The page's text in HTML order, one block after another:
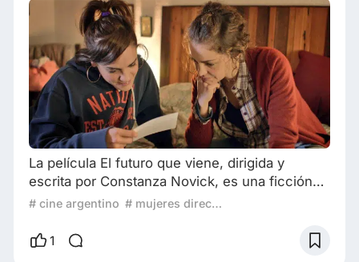
La película El futuro que viene, dirigida y
escrita por Constanza Novick, es una ficción
argentina en torno a la amistad y al paso del
fragmentada y un tono íntimo, la directora se
# cine argentino # mujeres directoras
1